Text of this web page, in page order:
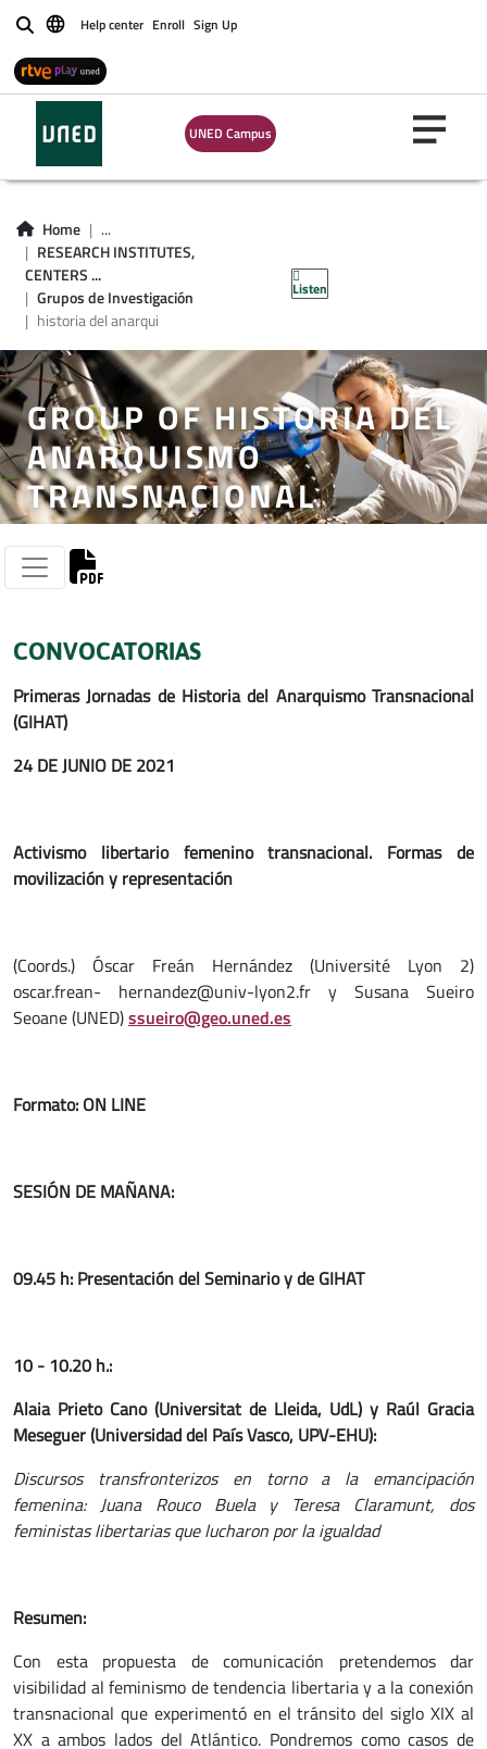
BuscarHelp center Enroll Sign Up
UNED Campus
Home
...
RESEARCH INSTITUTES,
CENTERS ...
Grupos de Investigación
historia del anarqui
Listen
GROUP OF HISTORIA DEL
ANARQUISMO
TRANSNACIONAL
CONVOCATORIAS
Primeras Jornadas de Historia del Anarquismo Transnacional
(GIHAT)
24 DE JUNIO DE 2021
Activismo libertario femenino transnacional. Formas de
movilización y representación
(Coords.) Óscar Freán Hernández (Université Lyon 2)
oscar.frean- hernandez@univ-lyon2.fr y Susana Sueiro
Seoane (UNED)ssueiro@geo.uned.es
Formato: ON LINE
SESIÓN DE MAÑANA:
09.45 h: Presentación del Seminario y de GIHAT
10 - 10.20 h.:
Alaia Prieto Cano (Universitat de Lleida, UdL) y Raúl Gracia
Meseguer (Universidad del País Vasco, UPV-EHU):
Discursos transfronterizos en torno a la emancipación
femenina: Juana Rouco Buela y Teresa Claramunt, dos
feministas libertarias que lucharon por la igualdad
Resumen:
Con esta propuesta de comunicación pretendemos dar
visibilidad al feminismo de tendencia libertaria y a la conexión
transnacional que experimentó en el tránsito del siglo XIX al
XX a ambos lados del Atlántico. Pondremos como casos de